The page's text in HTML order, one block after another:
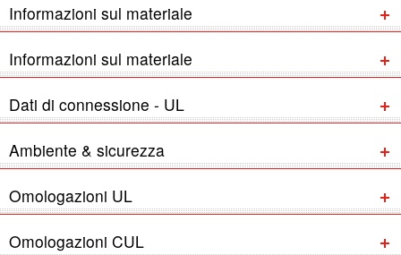
Informazioni sul materiale
Informazioni sul materiale
Dati di connessione - UL
Ambiente & sicurezza
Omologazioni UL
Omologazioni CUL